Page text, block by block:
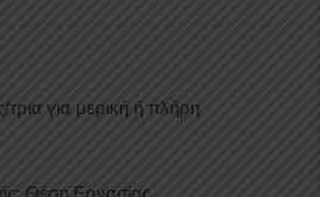
τρια για μερική ή πλήρη
Θέση Εργασίας